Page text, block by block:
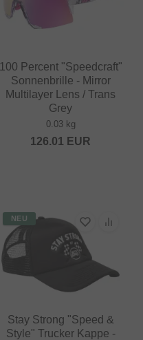
100 Percent "Speedcraft"
Sonnenbrille - Mirror
Multilayer Lens / Trans
Grey
0.03 kg
126.01 EUR
NEU
Stay Strong "Speed &
Style" Trucker Kappe -